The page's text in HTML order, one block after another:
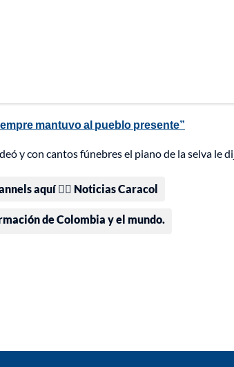
mantuvo al pueblo presente”
y con cantos fúnebres el piano de la selva le
aquí 👉🏻 Noticias Caracol
de Colombia y el mundo.